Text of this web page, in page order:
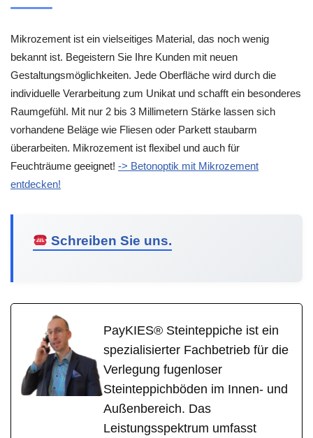
Mikrozement ist ein vielseitiges Material, das noch wenig
bekannt ist. Begeistern Sie Ihre Kunden mit neuen
Gestaltungsmöglichkeiten. Jede Oberfläche wird durch die
individuelle Verarbeitung zum Unikat und schafft ein besonderes
Raumgefühl. Mit nur 2 bis 3 Millimetern Stärke lassen sich
vorhandene Beläge wie Fliesen oder Parkett staubarm
überarbeiten. Mikrozement ist flexibel und auch für
Feuchträume geeignet! -> Betonoptik mit Mikrozement
entdecken!
Schreiben Sie uns.
PayKIES® Steinteppiche ist ein
spezialisierter Fachbetrieb für die
Verlegung fugenloser
Steinteppichböden im Innen- und
Außenbereich. Das
Leistungsspektrum umfasst